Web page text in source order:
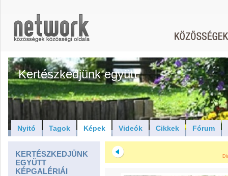
Kertészkedjünk együtt
Nyitó Tagok Képek Videók Cikkek Fórum
KERTÉSZKEDJÜNK
EGYÜTT
KÉPGALÉRIÁI